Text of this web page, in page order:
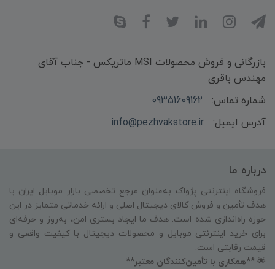
بازرگانی و فروش محصولات MSI ماتریکس - جناب آقای
مهندس باقری
شماره تماس:
09351609162
آدرس ایمیل:
info@pezhvakstore.ir
درباره ما
فروشگاه اینترنتی پژواک به‌عنوان مرجع تخصصی بازار موبایل ایران با
هدف تأمین و فروش کالای دیجیتال اصلی و ارائه خدماتی متمایز در این
حوزه راه‌اندازی شده است. هدف ما ایجاد بستری امن، به‌روز و حرفه‌ای
برای خرید اینترنتی موبایل و محصولات دیجیتال با کیفیت واقعی و
قیمت رقابتی است.
🌟 **همکاری با تأمین‌کنندگان معتبر**